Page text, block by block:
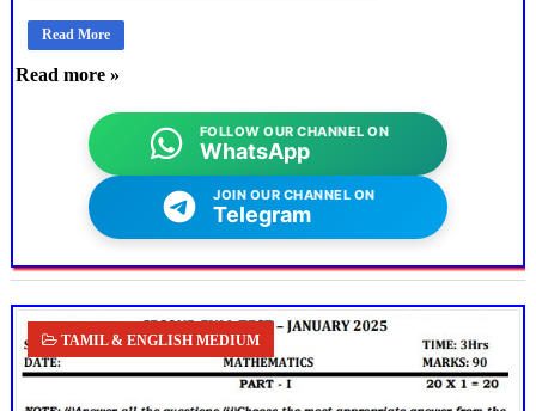
Read More
Read more »
FOLLOW OUR CHANNEL ON
WhatsApp
JOIN OUR CHANNEL ON
Telegram
TAMIL & ENGLISH MEDIUM